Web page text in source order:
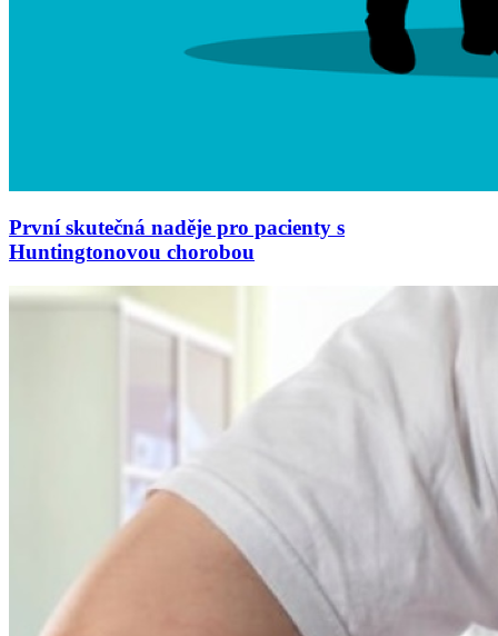
První skutečná naděje pro pacienty s
Huntingtonovou chorobou